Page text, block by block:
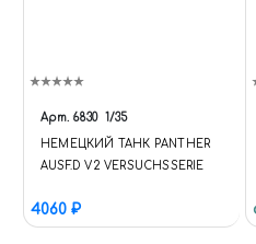
Арт. 6830 1/35
НЕМЕЦКИЙ ТАНК PANTHER
AUSF.D V2 VERSUCHSSERIE
4060 ₽